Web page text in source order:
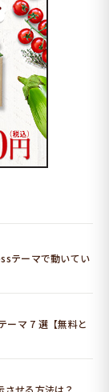
テーマで動いてい
ーマ 7 選【無料と
せる方法は？